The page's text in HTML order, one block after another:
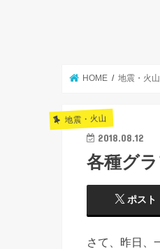
HOME 地震・火山
地震・火山
2018.08.12
各種グ
ポスト
さて、昨日、